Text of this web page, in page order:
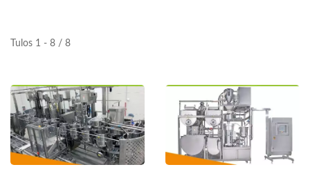
MACHINE CO., LTD.
Tulos 1 - 8 / 8